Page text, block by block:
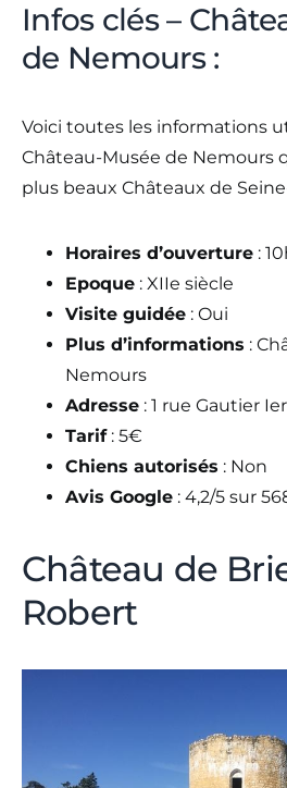
Infos clés –
de Nemours :
Voici toutes les informations
Château-Musée de Nemours
plus beaux Châteaux de
Horaires d’ouverture :
Epoque : XIIe siècle
Visite guidée : Oui
Plus d’informations :
Nemours
Adresse : 1 rue Gautier
Tarif: 5€
Chiens autorisés : Non
Avis Google : 4,2/5 sur
Château de
Robert